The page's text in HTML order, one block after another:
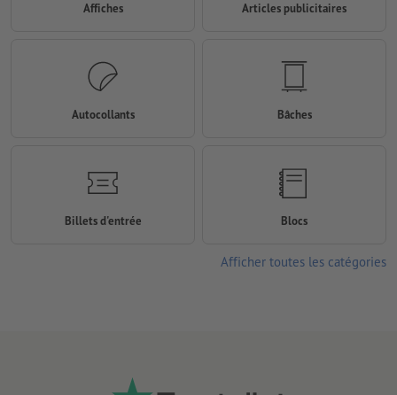
Affiches Articles publicitaires
Autocollants Bâches
Billets d'entrée Blocs
Afficher toutes les catégories